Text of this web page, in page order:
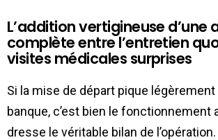
L’addition vertigineuse d’une
complète entre l’entretien
visites médicales surprises
Si la mise de départ pique
banque, c’est bien le fonctionnement
dresse le véritable bilan de